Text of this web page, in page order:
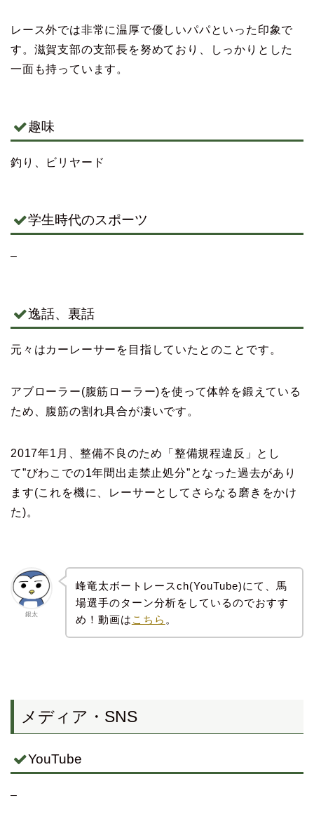
レース外では非常に温厚で優しいパパといった印象で
す。滋賀支部の支部長を努めており、しっかりとした
一面も持っています。
趣味
釣り、ビリヤード
学生時代のスポーツ
–
逸話、裏話
元々はカーレーサーを目指していたとのことです。
アブローラー(腹筋ローラー)を使って体幹を鍛えている
ため、腹筋の割れ具合が凄いです。
2017年1月、整備不良のため「整備規程違反」とし
て”びわこでの1年間出走禁止処分”となった過去があり
ます(これを機に、レーサーとしてさらなる磨きをかけ
た)。
銀太
峰竜太ボートレースch(YouTube)にて、馬
場選手のターン分析をしているのでおすす
め！動画は こちら 。
メディア・SNS
YouTube
–